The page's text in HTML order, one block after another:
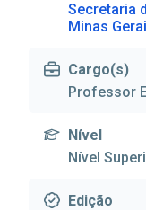
Secretaria
Minas
Cargo(s)
Professor
Nível
Nível
Edição